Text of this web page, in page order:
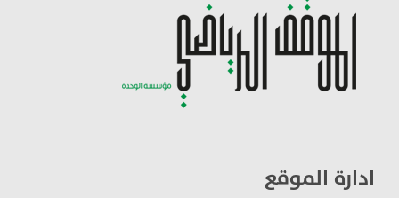
ادارة الموقع